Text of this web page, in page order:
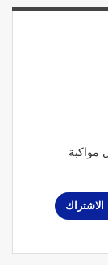
مواكبة
الاشتراك